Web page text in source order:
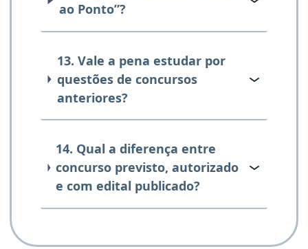
ao Ponto”?
13. Vale a pena estudar por
questões de concursos
anteriores?
14. Qual a diferença entre
concurso previsto, autorizado
e com edital publicado?